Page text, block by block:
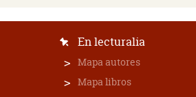
En lecturalia
Mapa autores
Mapa libros